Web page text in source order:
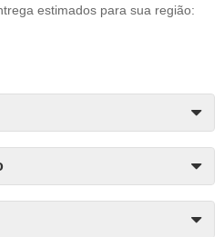
estimados para sua região: